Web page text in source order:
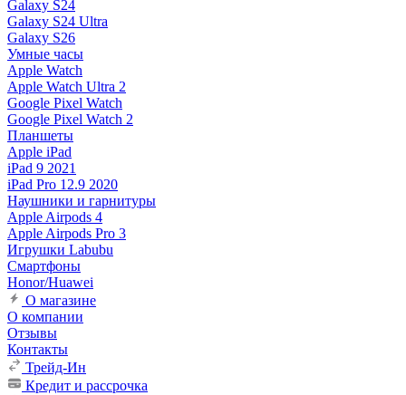
Galaxy S24
Galaxy S24 Ultra
Galaxy S26
Умные часы
Apple Watch
Apple Watch Ultra 2
Google Pixel Watch
Google Pixel Watch 2
Планшеты
Apple iPad
iPad 9 2021
iPad Pro 12.9 2020
Наушники и гарнитуры
Apple Airpods 4
Apple Airpods Pro 3
Игрушки Labubu
Смартфоны
Honor/Huawei
О магазине
О компании
Отзывы
Контакты
Трейд-Ин
Кредит и рассрочка